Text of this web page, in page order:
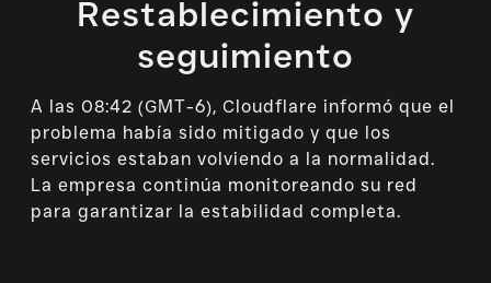
Restablecimiento y
seguimiento
A las 08:42 (GMT-6), Cloudflare informó que el
problema había sido mitigado y que los
servicios estaban volviendo a la normalidad.
La empresa continúa monitoreando su red
para garantizar la estabilidad completa.